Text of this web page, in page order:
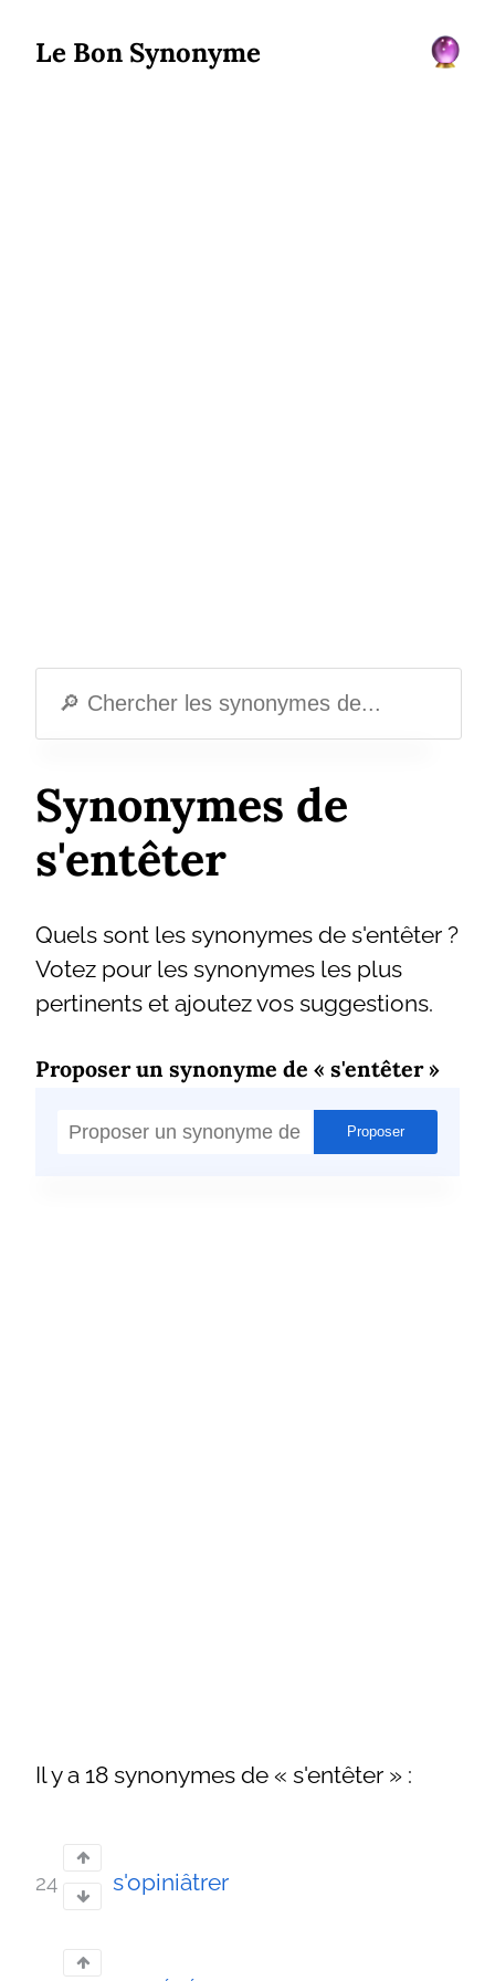
Le Bon Synonyme
Synonymes de
s'entêter
Quels sont les synonymes de s'entêter ?
Votez pour les synonymes les plus
pertinents et ajoutez vos suggestions.
Proposer un synonyme de « s'entêter »
Il y a 18 synonymes de « s'entêter » :
24 s'opiniâtrer